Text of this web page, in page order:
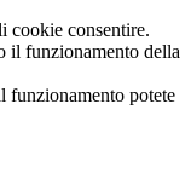
cookie consentire.
il funzionamento della
funzionamento potete